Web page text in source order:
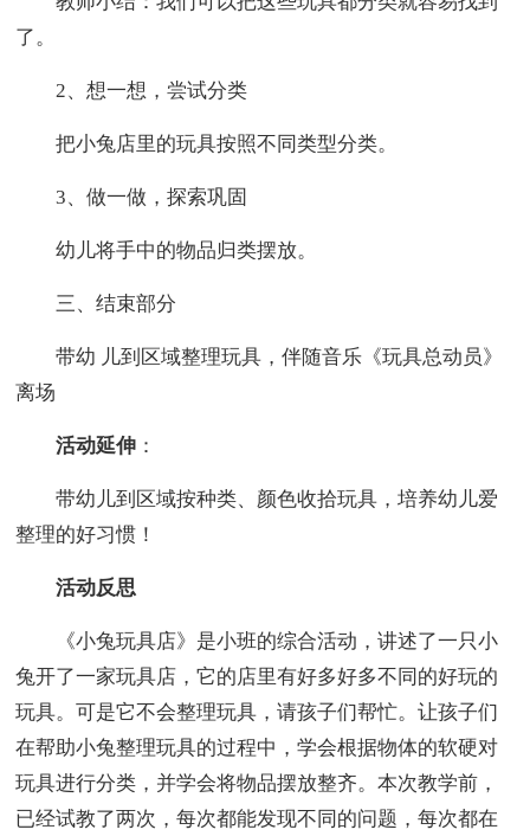
了。
2、想一想，尝试分类
把小兔店里的玩具按照不同类型分类。
3、做一做，探索巩固
幼儿将手中的物品归类摆放。
三、结束部分
带幼 儿到区域整理玩具，伴随音乐《玩具总动员》
离场
活动延伸 ：
带幼儿到区域按种类、颜色收拾玩具，培养幼儿爱
整理的好习惯！
活动反思
《小兔玩具店》是小班的综合活动，讲述了一只小
兔开了一家玩具店，它的店里有好多好多不同的好玩的
玩具。可是它不会整理玩具，请孩子们帮忙。让孩子们
在帮助小兔整理玩具的过程中，学会根据物体的软硬对
玩具进行分类，并学会将物品摆放整齐。本次教学前，
已经试教了两次，每次都能发现不同的问题，每次都在